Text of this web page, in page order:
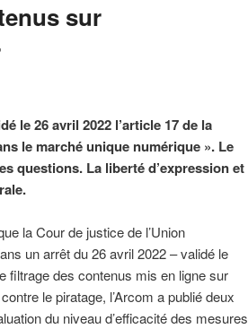
sur
le 26 avril 2022 l’article 17 de la
le marché unique numérique ». Le
questions. La liberté d’expression et
la Cour de justice de l’Union
un arrêt du 26 avril 2022 – validé le
filtrage des contenus mis en ligne sur
le piratage, l’Arcom a publié deux
du niveau d’efficacité des mesures